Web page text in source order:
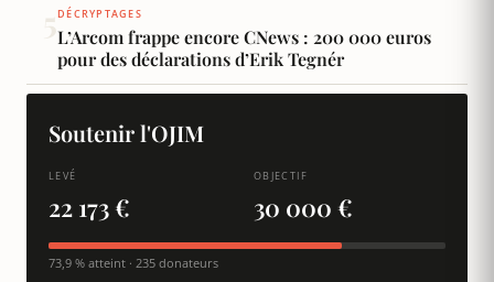
5DÉCRYPTAGES
L’Arcom frappe encore CNews : 200 000 euros
pour des déclarations d’Erik Tegnér
Soutenir l'OJIM
LEVÉ
22 173 €
OBJECTIF
30 000 €
73,9 % atteint · 235 donateurs